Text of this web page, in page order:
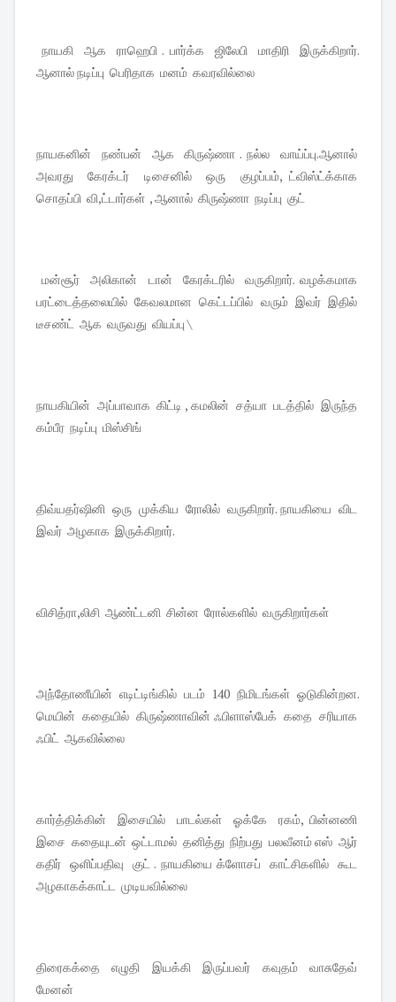
நாயகி ஆக ராஹெபி . பார்க்க ஜிலேபி மாதிரி இருக்கிறார்.
ஆனால் நடிப்பு பெரிதாக மனம் கவரவில்லை
நாயகனின் நண்பன் ஆக கிருஷ்ணா . நல்ல வாய்ப்பு.ஆனால்
அவரது கேரக்டர் டிசைனில் ஒரு குழப்பம், ட்விஸ்ட்க்காக
சொதப்பி வி,ட்டார்கள் , ஆனால் கிருஷ்ணா நடிப்பு குட்
மன்சூர் அலிகான் டான் கேரக்டரில் வருகிறார். வழக்கமாக
பரட்டைத்தலையில் கேவலமான கெட்டப்பில் வரும் இவர் இதில்
டீசண்ட் ஆக வருவது வியப்பு \
நாயகியின் அப்பாவாக கிட்டி , கமலின் சத்யா படத்தில் இருந்த
கம்பீர நடிப்பு மிஸ்சிங்
திவ்யதர்ஷினி ஒரு முக்கிய ரோலில் வருகிறார். நாயகியை விட
இவர் அழகாக இருக்கிறார்.
விசித்ரா,லிசி ஆண்ட்டனி சின்ன ரோல்களில் வருகிறார்கள்
அந்தோணீயின் எடிட்டிங்கில் படம் 140 நிமிடங்கள் ஓடுகின்றன.
மெயின் கதையில் கிருஷ்ணாவின் ஃபிளாஸ்பேக் கதை சரியாக
ஃபிட் ஆகவில்லை
கார்த்திக்கின் இசையில் பாடல்கள் ஓக்கே ரகம், பின்னணி
இசை கதையுடன் ஒட்டாமல் தனித்து நிற்பது பலவீனம் எஸ் ஆர்
கதிர் ஒளிப்பதிவு குட் . நாயகியை க்ளோசப் காட்சிகளில் கூட
அழகாகக்காட்ட முடியவில்லை
திரைகக்தை எழுதி இயக்கி இருப்பவர் கவுதம் வாசுதேவ்
மேனன்